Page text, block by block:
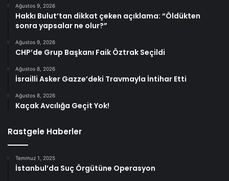
Ağustos 9, 2026
Hakkı Bulut’tan dikkat çeken açıklama: “Öldükten
sonra yapsalar ne olur?”
Ağustos 9, 2026
CHP’de Grup Başkanı Faik Öztrak Seçildi
Ağustos 8, 2026
İsrailli Asker Gazze’deki Travmayla İntihar Etti
Ağustos 8, 2026
Kaçak Avcılığa Geçit Yok!
Rastgele Haberler
Temmuz 1, 2025
İstanbul’da Suç Örgütüne Operasyon